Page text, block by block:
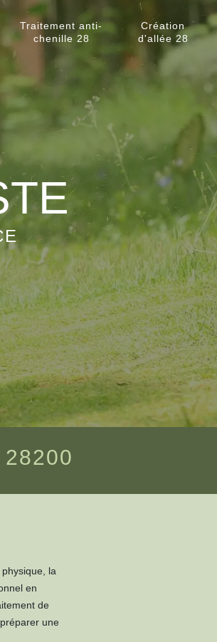
Traitement anti-
chenille 28
Création
d'allée 28
la
en
de
une